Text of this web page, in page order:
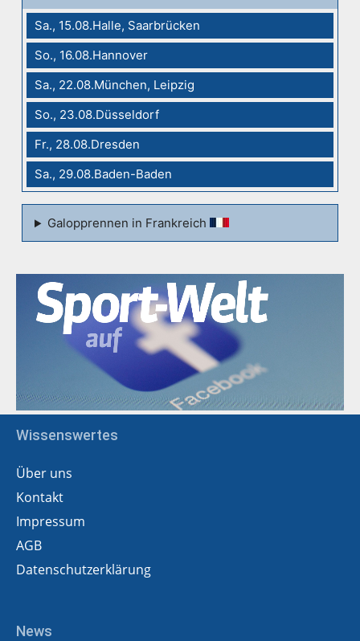
Sa., 15.08.Halle, Saarbrücken
So., 16.08.Hannover
Sa., 22.08.München, Leipzig
So., 23.08.Düsseldorf
Fr., 28.08.Dresden
Sa., 29.08.Baden-Baden
Galopprennen in Frankreich
Wissenswertes
Über uns
Kontakt
Impressum
AGB
Datenschutzerklärung
News